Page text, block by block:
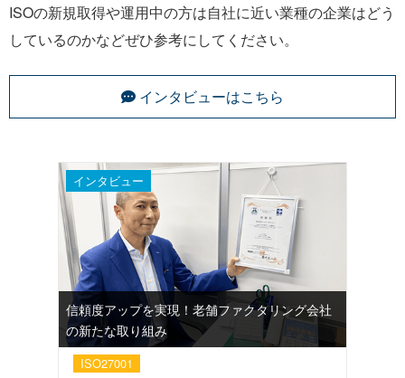
ISOの新規取得や運用中の方は自社に近い業種の企業はどう
しているのかなどぜひ参考にしてください。
インタビューはこちら
インタビュー
信頼度アップを実現！老舗ファクタリング会社
の新たな取り組み
ISO27001